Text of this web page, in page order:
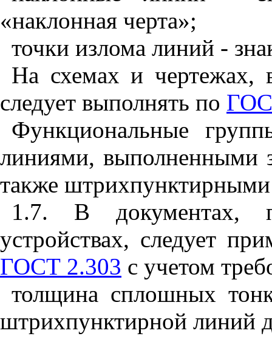
«наклонная черта»;
точки излома линий -
На схемах и
следует выполнять по
Функциональные
линиями, выполненными
также
1.7. В документах,
устройствах, следует
ГОСТ 2.303 с учетом
толщина сплошных
штрихпунктирной линий